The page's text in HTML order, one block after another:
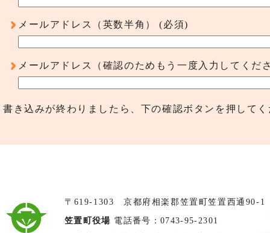
メールアドレス（英数半角） (必須)
メールアドレス（確認のためもう一度入力してくだ
書き込みが終わりましたら、下の確認ボタンを押して
〒619-1303 京都府相楽郡笠置町笠置西通90-1
笠置町役場 電話番号：0743-95-2301